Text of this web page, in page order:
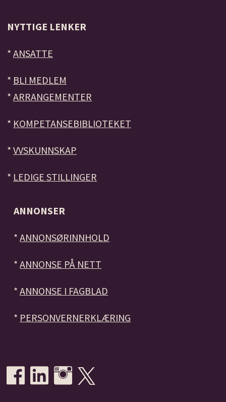
NYTTIGE LENKER
* ANSATTE
* BLI MEDLEM
* ARRANGEMENTER
* KOMPETANSEBIBLIOTEKET
* VVSKUNNSKAP
* LEDIGE STILLINGER
ANNONSER
*ANNONSØRINNHOLD
*ANNONSE PÅ NETT
*ANNONSE I FAGBLAD
* PERSONVERNERKLÆRING